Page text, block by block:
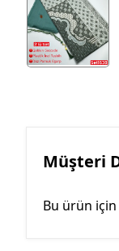
Müşteri
Bu ürün